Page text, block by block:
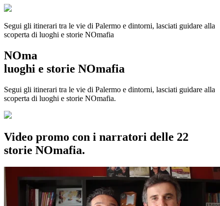
Segui gli itinerari tra le vie di Palermo e dintorni, lasciati guidare alla
scoperta di luoghi e storie NOmafia
NOma
luoghi e storie NOmafia
Segui gli itinerari tra le vie di Palermo e dintorni, lasciati guidare alla
scoperta di luoghi e storie NOmafia.
Video promo con i narratori delle 22
storie NOmafia.